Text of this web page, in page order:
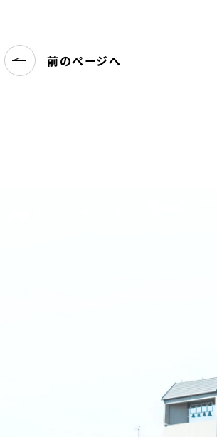
前のページへ